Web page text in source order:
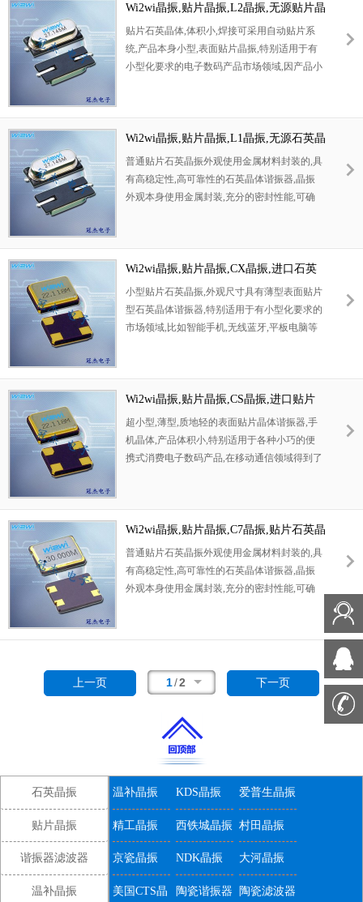
度曲线要求,符合AEC-Q200标准.
Wi2wi晶振,贴片晶振,L2晶振,无源贴片晶
振
贴片石英晶体,体积小,焊接可采用自动贴片系
统,产品本身小型,表面贴片晶振,特别适用于有
小型化要求的电子数码产品市场领域,因产品小
品本身可发挥优良的电气特性,满足无铅焊接的
高温回流温度曲线要求.
Wi2wi晶振,贴片晶振,L1晶振,无源石英晶
振
普通贴片石英晶振外观使用金属材料封装的,具
有高稳定性,高可靠性的石英晶体谐振器,晶振
外观本身使用金属封装,充分的密封性能,可确
Wi2wi晶振,贴片晶振,CX晶振,进口石英
晶振
小型贴片石英晶振,外观尺寸具有薄型表面贴片
型石英晶体谐振器,特别适用于有小型化要求的
市场领域,比如智能手机,无线蓝牙,平板电脑等
在办公自动化,家电相关电器领域及
Bluetooth,Wireless LAN等短距离无线通信领域
可发挥优良的电气特性,满足无铅焊接的回流温
度曲线要求.
Wi2wi晶振,贴片晶振,CS晶振,进口贴片
晶振
超小型,薄型,质地轻的表面贴片晶体谐振器,手
机晶体,产品体积小,特别适用于各种小巧的便
携式消费电子数码产品,在移动通信领域得到了
Wi2wi晶振,贴片晶振,C7晶振,贴片石英晶
振
普通贴片石英晶振外观使用金属材料封装的,具
有高稳定性,高可靠性的石英晶体谐振器,晶振
外观本身使用金属封装,充分的密封性能,可确
上一页 1/2 下一页
石英晶振
贴片晶振
谐振器滤波器
温补晶振
温补晶振 KDS晶振 爱普生晶振
精工晶振 西铁城晶振 村田晶振
京瓷晶振 NDK晶振 大河晶振
美国CTS晶 陶瓷谐振器 陶瓷滤波器